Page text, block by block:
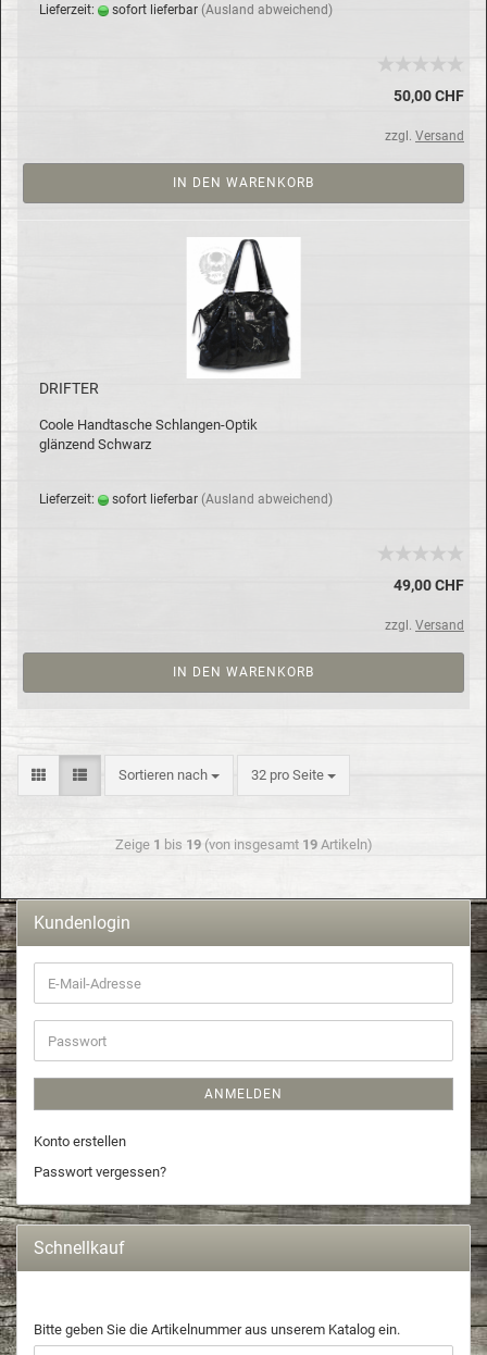
Lie­fer­zeit: so­fort lie­fer­bar (Aus­land ab­wei­chend)
50,00 CHF
zzgl. Versand
IN DEN WARENKORB
DRIF­TER
Coole Hand­ta­sche Schlangen-​Optik
glän­zend Schwarz
Lie­fer­zeit: so­fort lie­fer­bar (Aus­land ab­wei­chend)
49,00 CHF
zzgl. Versand
IN DEN WARENKORB
Sortieren nach 32 pro Seite
Zeige 1 bis 19(von insgesamt 19Artikeln)
Kundenlogin
ANMELDEN
Konto erstellen
Passwort vergessen?
Schnellkauf
Bitte geben Sie die Artikelnummer aus unserem Katalog ein.